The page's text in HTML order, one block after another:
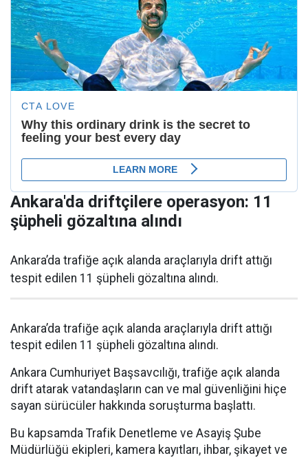
Ankara'da driftçilere operasyon: 11
şüpheli gözaltına alındı
Ankara’da trafiğe açık alanda araçlarıyla drift attığı
tespit edilen 11 şüpheli gözaltına alındı.
Ankara’da trafiğe açık alanda araçlarıyla drift attığı
tespit edilen 11 şüpheli gözaltına alındı.
Ankara Cumhuriyet Başsavcılığı, trafiğe açık alanda
drift atarak vatandaşların can ve mal güvenliğini hiçe
sayan sürücüler hakkında soruşturma başlattı.
Bu kapsamda Trafik Denetleme ve Asayiş Şube
Müdürlüğü ekipleri, kamera kayıtları, ihbar, şikayet ve